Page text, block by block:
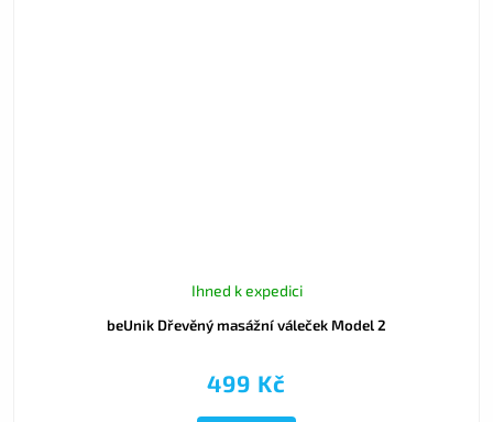
beUnik Dřevěný masážní váleček Model 2
Ihned k expedici
499 Kč